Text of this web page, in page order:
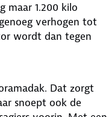
maar 1.200 kilo
verhogen tot
wordt dan tegen
Dat zorgt
snoept ook de